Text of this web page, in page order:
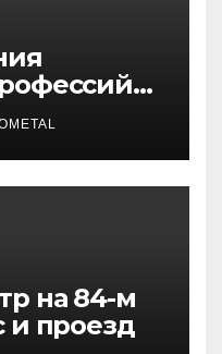
на 84-м
и проезд